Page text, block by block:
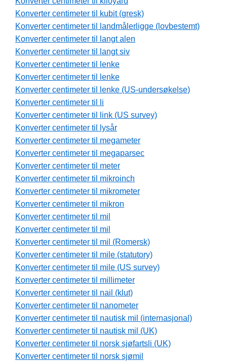
Konverter centimeter til kubit (gresk)
Konverter centimeter til landmålerligge (lovbestemt)
Konverter centimeter til langt alen
Konverter centimeter til langt siv
Konverter centimeter til lenke
Konverter centimeter til lenke
Konverter centimeter til lenke (US-undersøkelse)
Konverter centimeter til li
Konverter centimeter til link (US survey)
Konverter centimeter til lysår
Konverter centimeter til megameter
Konverter centimeter til megaparsec
Konverter centimeter til meter
Konverter centimeter til mikroinch
Konverter centimeter til mikrometer
Konverter centimeter til mikron
Konverter centimeter til mil
Konverter centimeter til mil
Konverter centimeter til mil (Romersk)
Konverter centimeter til mile (statutory)
Konverter centimeter til mile (US survey)
Konverter centimeter til millimeter
Konverter centimeter til nail (klut)
Konverter centimeter til nanometer
Konverter centimeter til nautisk mil (internasjonal)
Konverter centimeter til nautisk mil (UK)
Konverter centimeter til norsk sjøfartsli (UK)
Konverter centimeter til norsk sjømil